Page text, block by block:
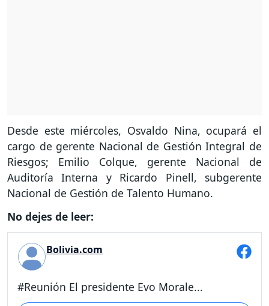
Desde este miércoles, Osvaldo Nina, ocupará el
cargo de gerente Nacional de Gestión Integral de
Riesgos; Emilio Colque, gerente Nacional de
Auditoría Interna y Ricardo Pinell, subgerente
Nacional de Gestión de Talento Humano.
No dejes de leer:
Bolivia.com
#Reunión El presidente Evo Morale...